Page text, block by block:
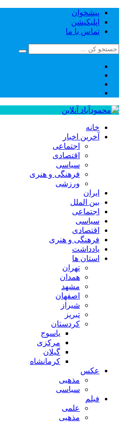
پیشخوان
اپلیکیشن
تماس با ما
خانه
آخرین اخبار
اجتماعی
اقتصادی
سیاسی
فرهنگی و هنری
ورزشی
ایران
بین الملل
اجتماعی
سیاسی
اقتصادی
فرهنگی و هنری
یادداشت
استان ها
تهران
همدان
مشهد
اصفهان
شیراز
تبریز
کردستان
یاسوج
مرکزی
گیلان
کرمانشاه
عکس
مذهبی
سیاسی
فیلم
علمی
مذهبی